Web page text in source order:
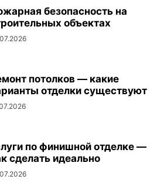
безопасность на
объектах
потолков — какие
отделки существуют
по финишной отделке —
сделать идеально